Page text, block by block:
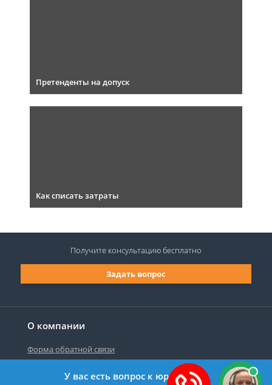
Претенденты на допуск
Как списать затраты
О компании
Форма обратной связи
Задать вопрос
Получите консультациюбесплатно
У вас есть вопрос к юристу?